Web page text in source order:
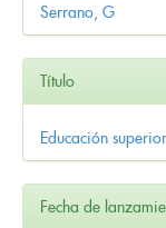
Serrano, G
Título
Educación superior
Fecha de